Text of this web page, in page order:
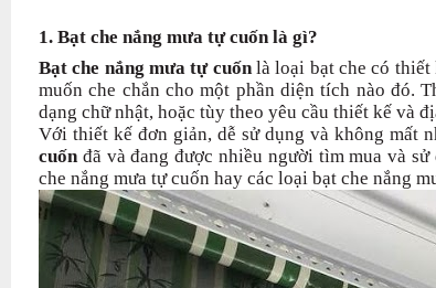
1. Bạt che nắng mưa tự cuốn là gì?
Bạt che nắng mưa tự cuốnlà loại bạt che có thiết
muốn che chắn cho một phần diện tích nào đó.
dạng chữ nhật, hoặc tùy theo yêu cầu thiết kế và
Với thiết kế đơn giản, dễ sử dụng và không mất
cuốn đã và đang được nhiều người tìm mua và
che nắng mưa tự cuốn hay các loại bạt che nắng